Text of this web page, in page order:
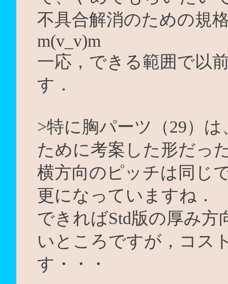
不具合解消のための規
m(v_v)m
一応，できる範囲で以
す．
>特に胸パーツ（29）
ために考案した形だっ
横方向のピッチは同じ
更になっていますね．
できればStd版の厚み
いところですが，コス
す・・・